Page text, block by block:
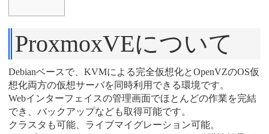
ProxmoxVEについて
Debianベースで、KVMによる完全仮想化とOpenVZのOS仮
想化両方の仮想サーバを同時利用できる環境です。
Webインターフェイスの管理画面でほとんどの作業を完結
でき、バックアップなども取得可能です。
クラスタも可能、ライブマイグレーション可能。